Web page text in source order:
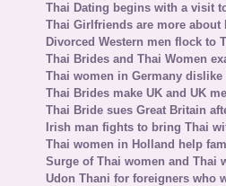
Thai Dating begins with a visit
Thai Girlfriends are more about
Divorced Western men flock to
Thai Brides and Thai Women
Thai women in Germany dislike
Thai Brides make UK and UK
Thai Bride sues Great Britain
Irish man fights to bring Thai
Thai women in Holland help
Surge of Thai women and Thai
Udon Thani for foreigners who